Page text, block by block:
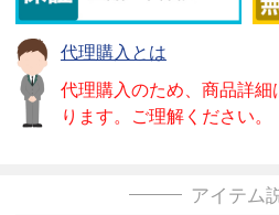
代理購入とは
代理購入のため、商品詳
ります。ご理解ください。
アイテム